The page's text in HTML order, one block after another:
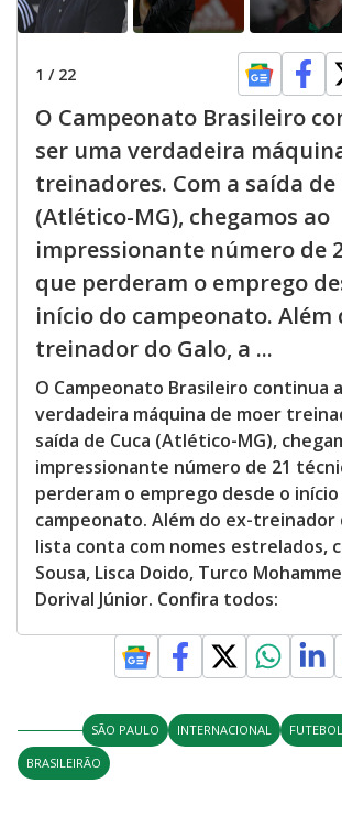
1 / 22
O Campeonato Brasileiro
ser uma verdadeira
treinadores. Com a saída de
(Atlético-MG), chegamos ao
impressionante número de
que perderam o emprego
início do campeonato. Além
treinador do Galo, a ...
O Campeonato Brasileiro continua
verdadeira máquina de moer
saída de Cuca (Atlético-MG),
impressionante número de 21
perderam o emprego desde o início
campeonato. Além do ex-treinador
lista conta com nomes estrelados,
Sousa, Lisca Doido, Turco
Dorival Júnior. Confira todos:
SÃO PAULO INTERNACIONAL
BRASILEIRÃO